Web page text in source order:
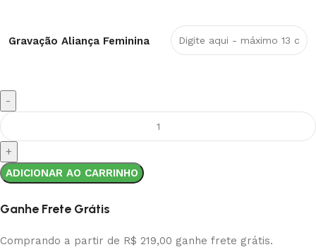
Gravação Aliança Feminina
ADICIONAR AO CARRINHO
Ganhe Frete Grátis
Comprando a partir de R$ 219,00 ganhe frete grátis.